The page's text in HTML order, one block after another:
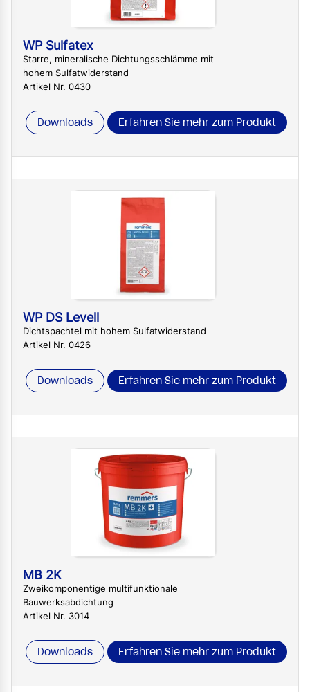
WP Sulfatex
Starre, mineralische Dichtungsschlämme mit
hohem Sulfatwiderstand
Artikel Nr. 0430
Downloads Erfahren Sie mehr zum Produkt
WP DS Levell
Dichtspachtel mit hohem Sulfatwiderstand
Artikel Nr. 0426
Downloads Erfahren Sie mehr zum Produkt
MB 2K
Zweikomponentige multifunktionale
Bauwerksabdichtung
Artikel Nr. 3014
Downloads Erfahren Sie mehr zum Produkt